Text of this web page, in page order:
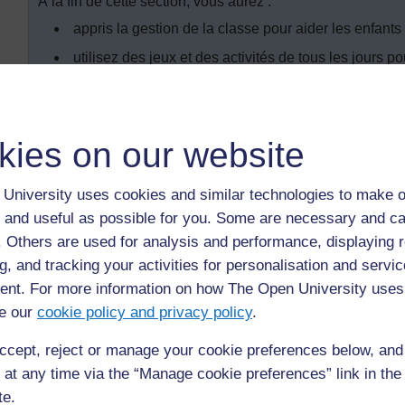
on our website
University uses cookies and similar technologies to make
useful as possible for you. Some are necessary and
Others are used for analysis and performance, displaying
and tracking your activities for personalisation and
For more information on how The Open University
our cookie policy and privacy policy.
reject or manage your cookie preferences below,
any time via the “Manage cookie preferences” link in
appris la gestion de la classe pour aider les
utilisez des jeux et des activités de tous les jours
Quelles autres possibilités existe-t-il, par la radio, les
télévision, pour vos enfants d'apprendre une langue
La réponse est probablement « très peu ». Ils écoutent et
Cela implique quevousêtes la personne à qui incombe
possibilité d'apprendre une langue par d'autres types de
utiliser et acquérir une grande quantité de
communiquer en utilisant le langage oral au cours